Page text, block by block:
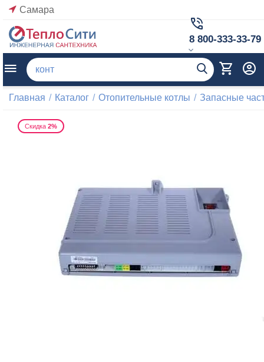
Самара
8 800-333-33-79
Главная / Каталог / Отопительные котлы / Запасные
Скидка 2%